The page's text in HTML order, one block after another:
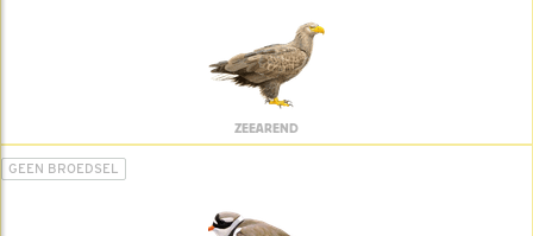
ZEEAREND
GEEN BROEDSEL